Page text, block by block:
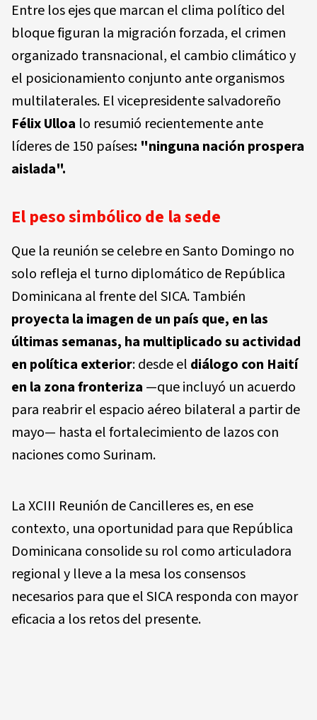
Entre los ejes que marcan el clima político del
bloque figuran la migración forzada, el crimen
organizado transnacional, el cambio climáticoy
el posicionamiento conjunto ante organismos
multilaterales. El vicepresidente salvadoreño
Félix Ulloa lo resumió recientemente ante
líderes de 150 países: "ninguna nación prospera
aislada".
El peso simbólico de la sede
Que la reunión se celebre en Santo Domingo no
solo refleja el turno diplomático de República
Dominicana al frente del SICA. También
proyecta la imagen de un país que, en las
últimas semanas, ha multiplicado su actividad
en política exterior: desde el diálogo con Haití
en la zona fronteriza —que incluyó un acuerdo
para reabrir el espacio aéreo bilateral a partir de
mayo— hasta el fortalecimiento de lazos con
naciones como Surinam.
La XCIII Reunión de Cancilleres es, en ese
contexto, una oportunidad para que República
Dominicana consolide su rol como articuladora
regional y lleve a la mesa los consensos
necesarios para que el SICA responda con mayor
eficacia a los retos del presente.